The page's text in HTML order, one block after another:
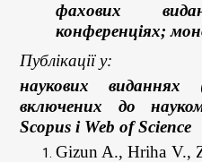
фахових
конференціях;
Публікації у:
наукових
включених до
Scopus і Web of Science
Gizun A., Hriha V.,